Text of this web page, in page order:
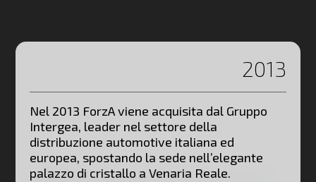
2013
Nel 2013 ForzA viene acquisita dal Gruppo
Intergea, leader nel settore della
distribuzione automotive italiana ed
europea, spostando la sede nell’elegante
palazzo di cristallo a Venaria Reale.